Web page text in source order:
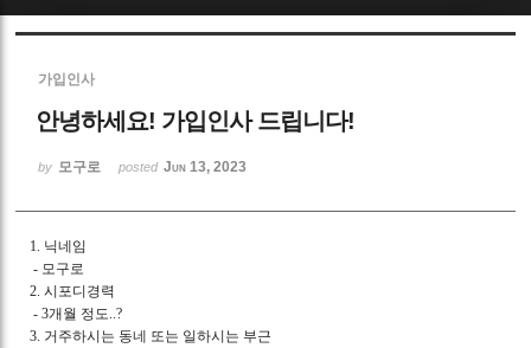
가입인사
안녕하세요! 가입인사 드립니다!
by 모구로 posted Jun 13, 2023
1. 닉네임
- 모구로
2. 시포디경력
- 3개월 정도..?
3. 거주하시는 동네 또는 일하시는 부근
Sketchbook5, 스케치북5
Sketchbook5, 스케치북5